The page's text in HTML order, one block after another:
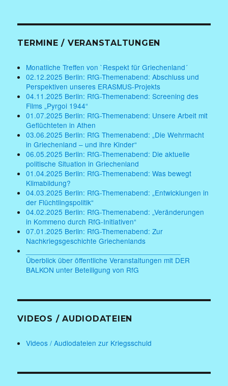
TERMINE / VERANSTALTUNGEN
Monatliche Treffen von `Respekt für Griechenland´
02.12.2025 Berlin: RfG-Themenabend: Abschluss und
Perspektiven unseres ERASMUS-Projekts
04.11.2025 Berlin: RfG-Themenabend: Screening des
Films „Pyrgoi 1944“
01.07.2025 Berlin: RfG-Themenabend: Unsere Arbeit mit
Geflüchteten in Athen
03.06.2025 Berlin: RfG Themenabend: „Die Wehrmacht
in Griechenland – und ihre Kinder“
06.05.2025 Berlin: RfG-Themenabend: Die aktuelle
politische Situation in Griechenland
01.04.2025 Berlin: RfG-Themenabend: Was bewegt
Klimabildung?
04.03.2025 Berlin: RfG-Themenabend: „Entwicklungen in
der Flüchtlingspolitik“
04.02.2025 Berlin: RfG-Themenabend: „Veränderungen
in Kommeno durch RfG-Initiativen“
07.01.2025 Berlin: RfG-Themenabend: Zur
Nachkriegsgeschichte Griechenlands
Überblick über öffentliche Veranstaltungen mit DER
BALKON unter Beteiligung von RfG
VIDEOS / AUDIODATEIEN
Videos / Audiodateien zur Kriegsschuld